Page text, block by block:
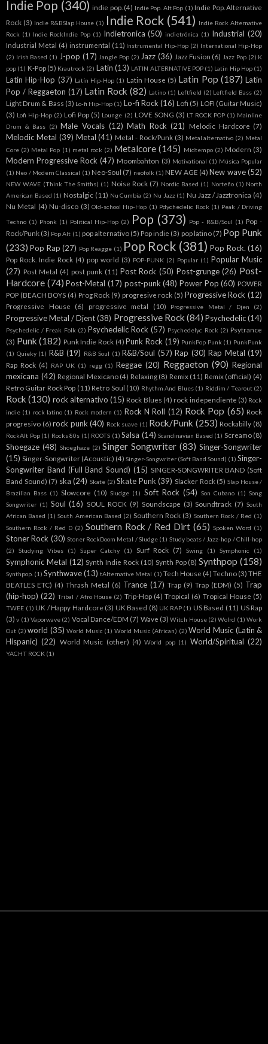
Indie Pop (340) indie pop. (4) Indie Pop. Alt Pop (1) Indie Pop. Alternative
Rock (3) Indie R&BSlap House (1) Indie Rock (541) Indie Rock Alternative
Rock (1) Indie RockIndie Pop (1) Indietronica (50) indietrónica (1) Industrial (20)
Industrial Metal (4) instrumental (11) Instrumental Hip-Hop (2) International Hip-Hop
(2) Irish Based (1) J-pop (17) Jangle Pop (2) Jazz (36) Jazz Fusion (6) Jazz Pop (2) K
pop (1) K-Pop (5) Krautrock (2) Latin (13) LATIN ALTERNATIVE POP (1) Latin Hip Hop (1)
Latin Hip-Hop (37) Latín Hip-Hop (1) Latin House (5) Latin Pop (187) Latin
Pop / Reggaeton (17) Latin Rock (82) Latino (1) Leftfield (2) Leftfield Bass (2)
Light Drum & Bass (3) Lo-fi Hip-Hop (1) Lo-fi Rock (16) Lofi (5) LOFI (Guitar Music)
(3) Lofi Hip-Hop (2) Lofi Pop (5) Lounge (2) LOVE SONG (3) LT ROCK POP (1) Mainline
Drum & Bass (2) Male Vocals (12) Math Rock (21) Melodic Hardcore (7)
Melodic Metal (39) Metal (41) Metal - Rock/Punk (3) Metal alternativo (2) Metal
Core (2) Metal Pop (1) metal rock (2) Metalcore (145) Midtempo (2) Modern (3)
Modern Progressive Rock (47) Moombahton (3) Motivational (1) Música Popular
(1) Neo / Modern Classical (1) Neo-Soul (7) neofolk (1) NEW AGE (4) New wave (52)
NEW WAVE (Think The Smiths) (1) Noise Rock (7) Nordic Based (1) Norteño (1) North
American Based (1) Nostalgic (11) Nu Cumbia (2) Nu Jazz (1) Nu Jazz / Jazztronica (4)
Nu Metal (4) Nu-disco (3) Old-school Hip-Hop (1) Pdychedelic Rock (1) Peak / Driving
Techno (1) Phonk (1) Political Hip-Hop (2) Pop (373) Pop - R&B/Soul (1) Pop -
Rock/Punk (3) Pop Alt (1) pop alternativo (5) Pop indie (3) pop latino (7) Pop Punk
(233) Pop Rap (27) Pop Reagge (1) Pop Rock (381) Pop Rock. (16)
Pop Rock. Indie Rock (4) pop world (3) POP-PUNK (2) Popular (1) Popular Music
(27) Post Metal (4) post punk (11) Post Rock (50) Post-grunge (26) Post-
Hardcore (74) Post-Metal (17) post-punk (48) Power Pop (60) POWER
POP (BEACH BOYS (4) Prog Rock (9) progresive rock (5) Progressive Rock (12)
Progressive House (6) progressive metal (10) Progressive Metal / Djen (2)
Progressive Metal / Djent (38) Progressive Rock (84) Psychedelic(14)
Psychedelic / Freak Folk (2) Psychedelic Rock (57) Psychedelyc Rock (2) Psytrance
(3) Punk (182) Punk Indie Rock (4) Punk Rock (19) PunkPop Punk (1) PunkPunk
(1) Quieky (1) R&B (19) R&B Soul (1) R&B/Soul (57) Rap (30) Rap Metal (19)
Rap Rock (4) RAP UK (1) regg (1) Reggae (20) Reggaeton (90) Regional
mexicana (42) Regional Mexicano (4) Relaxing (8) Remix (11) Remix (official) (4)
Retro Guitar Rock Pop (11) Retro Soul (10) Rhythm And Blues (1) Riddim / Tearout (2)
Rock (130) rock alternativo (15) Rock Blues (4) rock independiente (3) Rock
indie (1) rock latino (1) Rock modern (1) Rock N Roll (12) Rock Pop (65) Rock
progresivo (6) rock punk (40) Rock suave (1) Rock/Punk (253) Rockabilly (8)
RockAlt Pop (1) Rocks 80s (1) ROOTS (1) Salsa (14) Scandinavian Based (1) Screamo (8)
Shoegaze (48) Shoeghaze (2) Singer Songwriter (83) Singer-Songwriter
(15) Singer-Songwriter (Acoustic) (4) Singer-Songwriter (Soft Band Sound) (1) Singer-
Songwriter Band (Full Band Sound) (15) SINGER-SONGWRITER BAND (Soft
Band Sound) (7) ska (24) Skate (2) Skate Punk (39) Slacker Rock (5) Slap House /
Brazilian Bass (1) Slowcore (10) Sludge (1) Soft Rock (54) Son Cubano (1) Song
Songwriter (1) Soul (16) SOUL ROCK (9) Soundscape (3) Soundtrack (7) South
African Based (1) South American Based (2) Southern Rock (3) Southern Rock / Red (1)
Southern Rock / Red D (2) Southern Rock / Red Dirt (65) Spoken Word (1)
Stoner Rock (30) Stoner RockDoom Metal / Sludge (1) Study beats / Jazz-hop / Chill-hop
(2)
Studying Vibes (1) Super Catchy (1) Surf Rock (7) Swing (1) Symphonic (1)
Symphonic Metal (12) Synth Indie Rock (10) Synth Pop (8) Synthpop (158)
Synthpop. (1) Synthwave (13) tAlternative Metal (1) Tech House (4) Techno (3) THE
BEATLES ETC) (4) Thrash Metal (6) Trance (17) Trap (9) Trap (EDM) (5) Trap
(hip-hop) (22) Tribal / Afro House (2) Trip-Hop (4) Tropical (6) Tropical House (5)
TWEE (1) UK / Happy Hardcore (3) UK Based (8) UK RAP (1) US Based (11) US Rap
(3) v (1) Vaporwave (2) Vocal Dance/EDM (7) Wave (3) Witch House (2) Wolrd (1) Work
Out (2) world (35) World Music (1) World Music (African) (2) World Music (Latin &
Hispanic) (22) World Music (other) (4) World pop (1) World/Spiritual (22)
YACHT ROCK (1)